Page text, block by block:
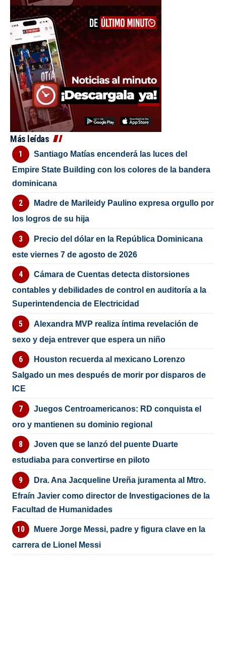
Más leídas
Santiago Matías encenderá las luces del
Empire State Building con los colores de la bandera
dominicana
Madre de Marileidy Paulino expresa orgullo por
los logros de su hija
Precio del dólar en la República Dominicana
este viernes 7 de agosto de 2026
Cámara de Cuentas detecta distorsiones
contables y debilidades de control en auditoría a la
Superintendencia de Electricidad
Alexandra MVP realiza íntima revelación de
sexo y deja entrever que espera un niño
Houston recuerda al mexicano Lorenzo
Salgado un mes después de morir por disparos de
ICE
Juegos Centroamericanos: RD conquista el
oro y mantienen su dominio regional
Joven que se lanzó del puente Duarte
estudiaba para convertirse en piloto
Dra. Ana Jacqueline Ureña juramenta al Mtro.
Efraín Javier como director de Investigaciones de la
Facultad de Humanidades
Muere Jorge Messi, padre y figura clave en la
carrera de Lionel Messi